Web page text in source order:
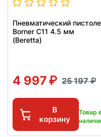
Пневматический
Borner C11 4.5 мм
(Beretta)
4 997 25 197
В
корзину
Товар